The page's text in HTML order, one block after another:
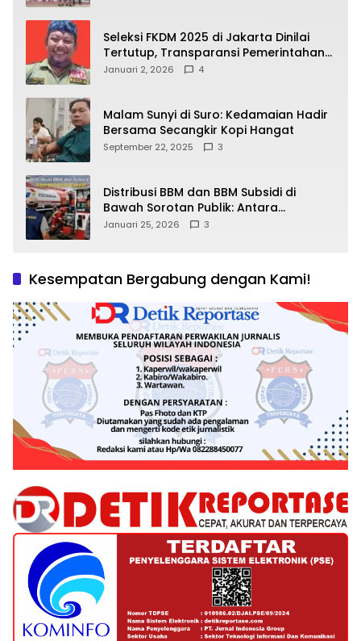
Seleksi FKDM 2025 di Jakarta Dinilai
Tertutup, Transparansi Pemerintahan
Pramono–Rano Dipertanyakan
Januari 2, 2026 4
Malam Sunyi di Suro: Kedamaian Hadir
Bersama Secangkir Kopi Hangat
September 22, 2025 3
Distribusi BBM dan BBM Subsidi di
Bawah Sorotan Publik: Antara
Kepentingan Negara, Hak Konsumen,
Januari 25, 2026 3
Kesempatan Bergabung dengan Kami!